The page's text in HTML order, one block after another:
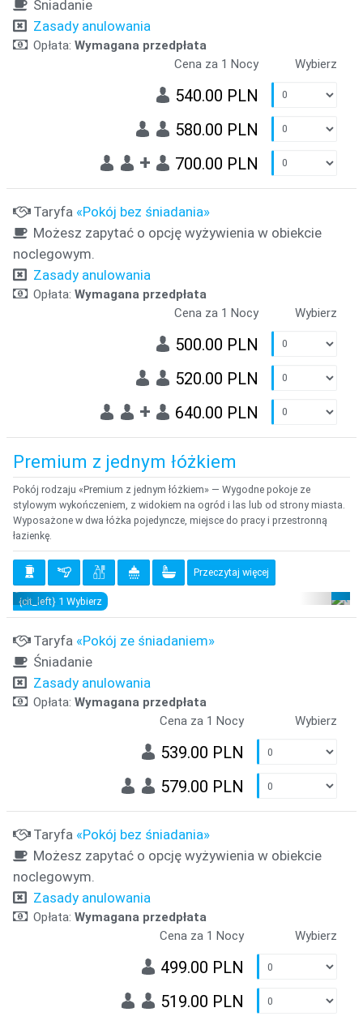
Śniadanie
Zasady anulowania
Opłata: Wymagana przedpłata
Cena za 1 Nocy
Wybierz
540.00 PLN
580.00 PLN
+ 700.00 PLN
Taryfa «Pokój bez śniadania»
Możesz zapytać o opcję wyżywienia w obiekcie
noclegowym.
Zasady anulowania
Opłata: Wymagana przedpłata
Cena za 1 Nocy
Wybierz
500.00 PLN
520.00 PLN
+ 640.00 PLN
Premium z jednym łóżkiem
Pokój rodzaju «Premium z jednym łóżkiem» — Wygodne pokoje ze
stylowym wykończeniem, z widokiem na ogród i las lub od strony miasta.
Wyposażone w dwa łóżka pojedyncze, miejsce do pracy i przestronną
łazienkę.
Przeczytaj więcej
{clt_left} 1 Wybierz
{clt_previous}
Taryfa «Pokój ze śniadaniem»
Śniadanie
Zasady anulowania
Opłata: Wymagana przedpłata
Cena za 1 Nocy
Wybierz
539.00 PLN
579.00 PLN
Taryfa «Pokój bez śniadania»
Możesz zapytać o opcję wyżywienia w obiekcie
noclegowym.
Zasady anulowania
Opłata: Wymagana przedpłata
Cena za 1 Nocy
Wybierz
499.00 PLN
519.00 PLN